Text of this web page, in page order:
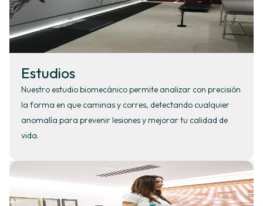
Estudios
Nuestro estudio biomecánico permite analizar con precisión
la forma en que caminas y corres, detectando cualquier
anomalía para prevenir lesiones y mejorar tu calidad de
vida.